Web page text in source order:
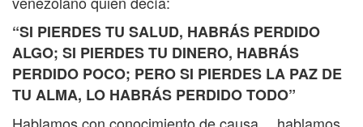
“SI PIERDES TU SALUD, HABRÁS PERDIDO
ALGO; SI PIERDES TU DINERO, HABRÁS
PERDIDO POCO; PERO SI PIERDES LA PAZ DE
TU ALMA, LO HABRÁS PERDIDO TODO”